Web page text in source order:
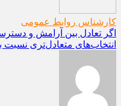
کارشناس روابط عمومی
اگر تعادل بین آرامش و
انتخاب‌های متعادل‌تری